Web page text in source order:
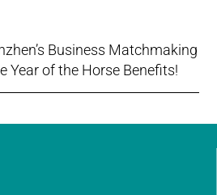
Business Matchmaking
Year of the Horse Benefits!